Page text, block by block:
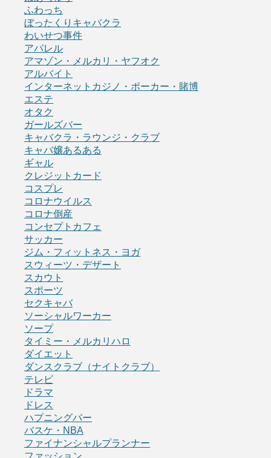
ふわっち
ぼったくりキャバクラ
わいせつ事件
アパレル
アマゾン・メルカリ・ヤフオク
アルバイト
インターネットカジノ・ポーカー・賭博
エステ
オタク
ガールズバー
キャバクラ・ラウンジ・クラブ
キャバ嬢あるある
ギャル
クレジットカード
コスプレ
コロナウイルス
コロナ倒産
コンセプトカフェ
サッカー
ジム・フィットネス・ヨガ
スウィーツ・デザート
スカウト
スポーツ
セクキャバ
ソーシャルワーカー
ソープ
タイミー・メルカリハロ
ダイエット
ダンスクラブ（ナイトクラブ）
テレビ
ドラマ
ドレス
ハプニングバー
バスケ・NBA
ファイナンシャルプランナー
ファッション